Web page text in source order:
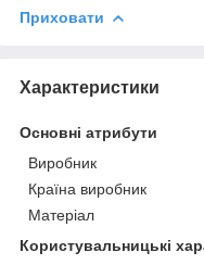
Приховати
Характеристики
Основні атрибути
Виробник
Країна виробник
Матеріал
Користувальницькі